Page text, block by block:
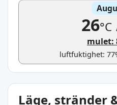
26°C
mulet:
luftfuktighet:
Läge, stränder